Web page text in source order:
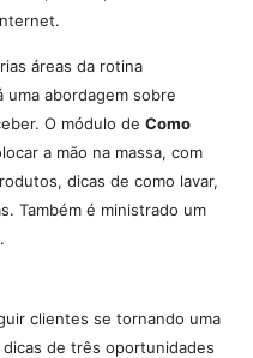
áreas da rotina
uma abordagem sobre
O módulo de Como
a mão na massa, com
dicas de como lavar,
Também é ministrado um
.
clientes se tornando uma
dicas de três oportunidades